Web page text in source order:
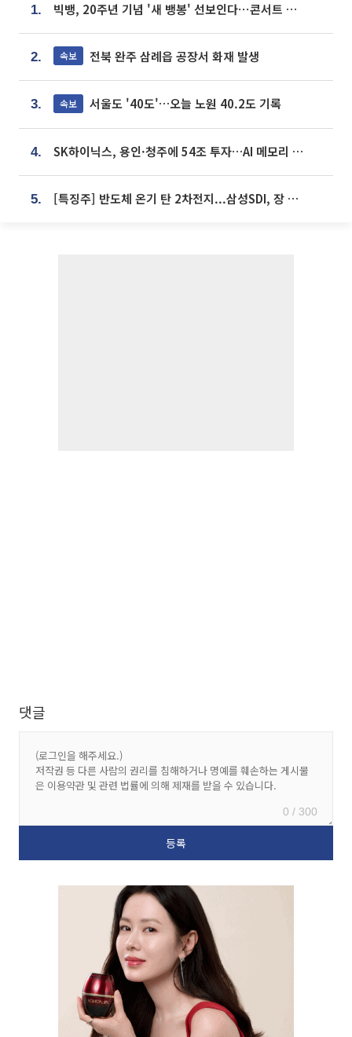
1. 빅뱅, 20주년 기념 '새 뱅봉' 선보인다⋯콘서트 앞두고 팝업 개최
2. 속보 전북 완주 삼례읍 공장서 화재 발생
3. 속보 서울도 '40도'…오늘 노원 40.2도 기록
4. SK하이닉스, 용인·청주에 54조 투자…AI 메모리 생산기지 키운다
5. [특징주] 반도체 온기 탄 2차전지...삼성SDI, 장 초반 7% 넘게 껑충
댓글
0 / 300